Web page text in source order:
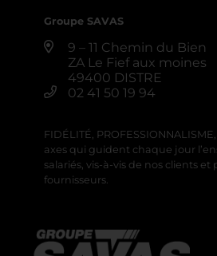
Groupe SAVAS
9 – 11 Chemin du Bien
ZA Le Fief aux moines
49400 DISTRE
02 41 50 19 94
FIDÉLITÉ,
axes qui guident chaque jour
salariés, vis-à-vis de nos clients et
fournisseurs.